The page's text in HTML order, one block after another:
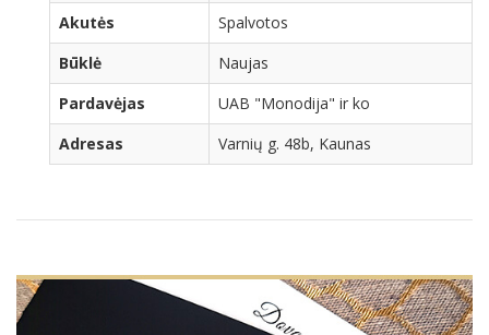
Akutės
Spalvotos
Būklė
Naujas
Pardavėjas
UAB "Monodija" ir ko
Adresas
Varnių g. 48b, Kaunas